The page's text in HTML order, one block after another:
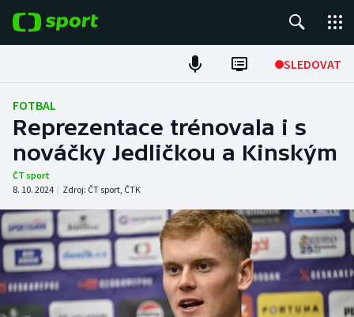
SLEDOVAT
Fotbal
Hokej
Tenis
Atletika
Cyklistika
DALŠÍ SPORTY
FOTBAL
Reprezentace trénovala i s
nováčky Jedličkou a Kinským
ČT sport
8. 10. 2024 | Zdroj: ČT sport, ČTK